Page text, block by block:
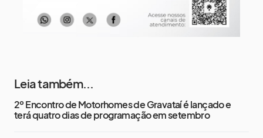
Leia também...
2º Encontro de Motorhomes de Gravataí é lançado e
terá quatro dias de programação em setembro